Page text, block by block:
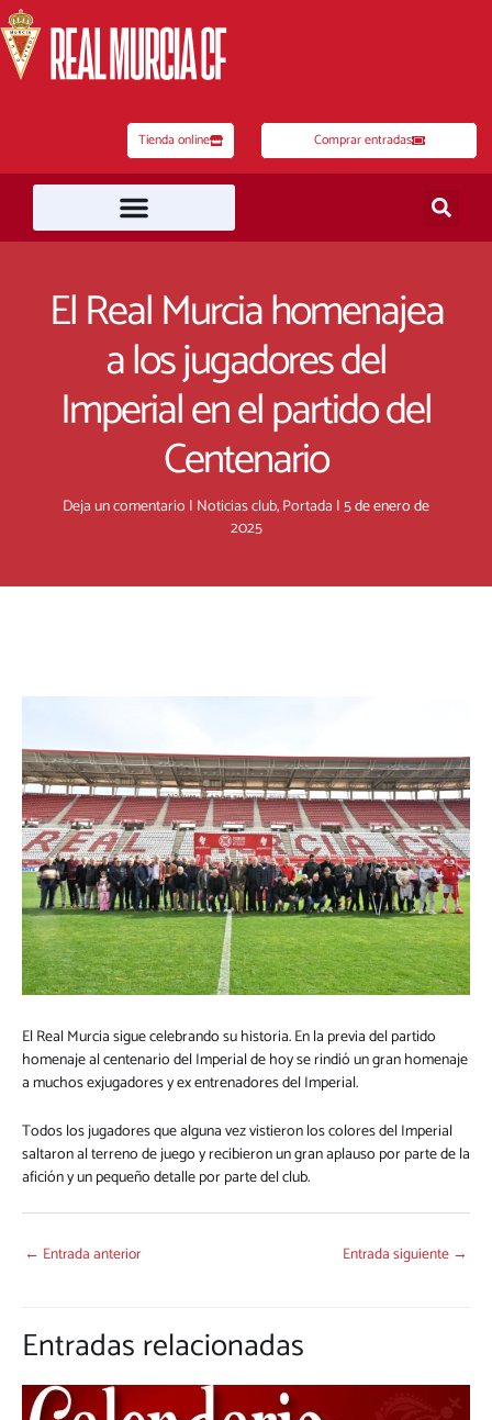
al
contenido
Tienda online Comprar entradas
El Real Murcia homenajea
a los jugadores del
Imperial en el partido del
Centenario
Deja un comentario | Noticias club,Portada |5 de enero de
2025
El Real Murcia sigue celebrando su historia. En la previa del partido
homenaje al centenario del Imperial de hoy se rindió un gran homenaje
a muchos exjugadores y ex entrenadores del Imperial.
Todos los jugadores que alguna vez vistieron los colores del Imperial
saltaron al terreno de juego y recibieron un gran aplauso por parte de la
afición y un pequeño detalle por parte del club.
← Entrada anterior Entrada siguiente →
Entradas relacionadas